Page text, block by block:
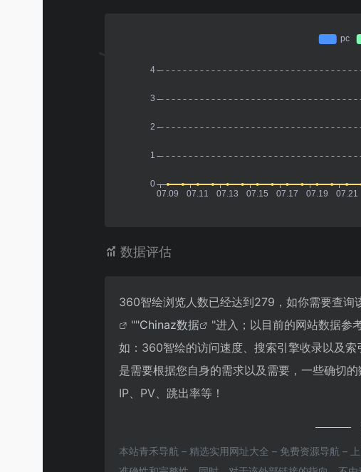
数据评估
360智绘浏览人数已经达到279，如你需要查询
""Chinaz数据
"进入；以目前的网站数据参
如：360智绘的访问速度、搜索引擎收录以及
是需要根据您自身的需求以及需要，一些确切
IP、PV、跳出率等！
本站青禾导航 – 精选实用网址大全 – 免费资源导航 –